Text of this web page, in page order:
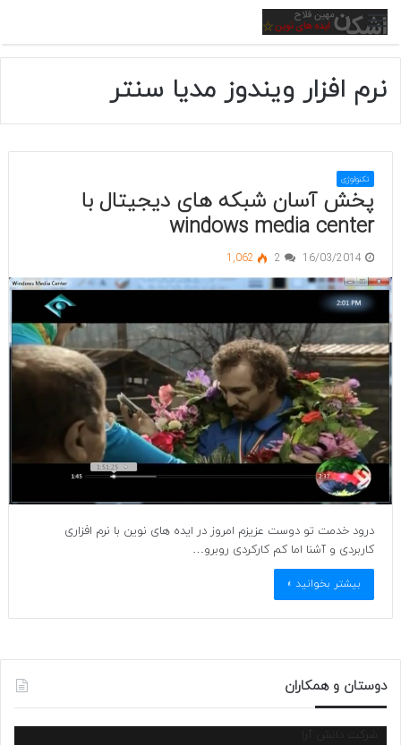
منو
نرم افزار ویندوز مدیا سنتر
تکنولوژی
پخش آسان شبکه های دیجیتال با
windows media center
16/03/2014
2
1,062
درود خدمت تو دوست عزیزم امروز در ایده های نوین با نرم افزاری
کاربردی و آشنا اما کم کارکردی روبرو…
بیشتر بخوانید »
دوستان و همکاران
شرکت دانش آرا